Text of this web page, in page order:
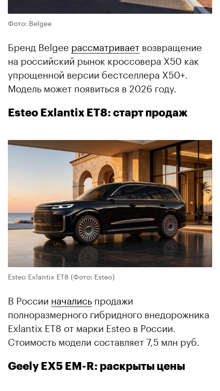
Фото: Belgee
Бренд Belgee рассматривает возвращение
на российский рынок кроссовера X50 как
упрощенной версии бестселлера X50+.
Модель может появиться в 2026 году.
Esteo Exlantix ET8: старт продаж
Esteo Exlantix ET8 (Фото: Esteo)
В России начались продажи
полноразмерного гибридного внедорожника
Exlantix ET8 от марки Esteo в России.
Стоимость модели составляет 7,5 млн руб.
Geely EX5 EM-R: раскрыты цены